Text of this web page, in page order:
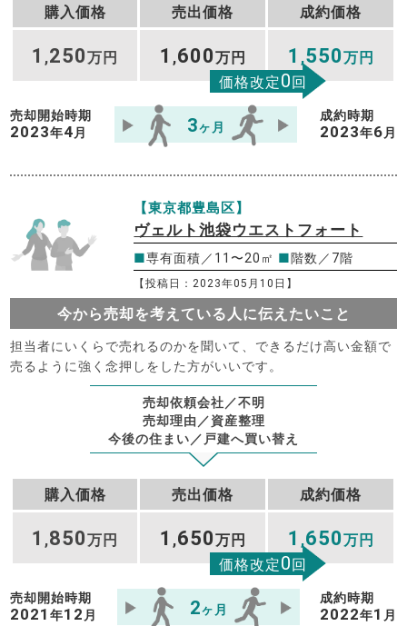
購入価格 売出価格 成約価格
1 ,250万円 1 ,600万円 1 ,550万円
価格改定0回
売却開始時期
2023年4 月 3ヶ月
成約時期
2023年6 月
【東京都豊島区】
ヴェルト池袋ウエストフォート
■専有面積／11〜20㎡ ■階数／7階
【投稿日：2023年05月10日】
今から売却を考えている人に伝えたいこと
担当者にいくらで売れるのかを聞いて、できるだけ高い金額で
売るように強く念押しをした方がいいです。
売却依頼会社／不明
売却理由／資産整理
今後の住まい／戸建へ買い替え
購入価格 売出価格 成約価格
1 ,850万円 1 ,650万円 1 ,650万円
価格改定0回
売却開始時期
2021年12 月 2ヶ月
成約時期
2022年1 月